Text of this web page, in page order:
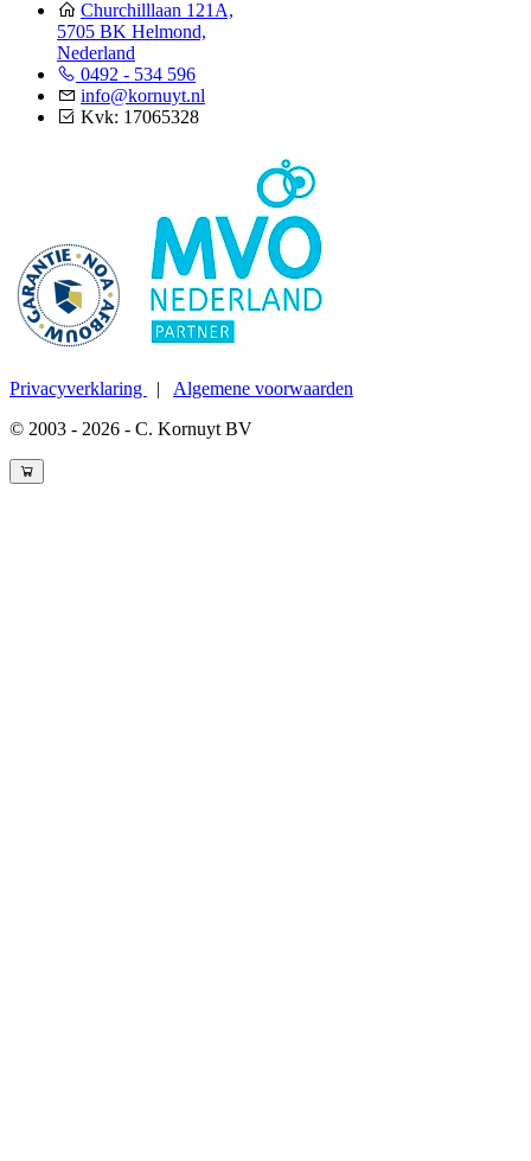
Churchilllaan 121A,
5705 BK Helmond,
Nederland
0492 - 534 596
info@kornuyt.nl
Kvk: 17065328
Privacyverklaring | Algemene voorwaarden
© 2003 - 2026 - C. Kornuyt BV